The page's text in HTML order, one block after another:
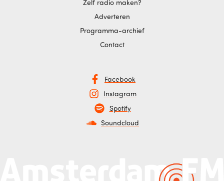
Zelf radio maken?
Adverteren
Programma-archief
Contact
Facebook
Instagram
Spotify
Soundcloud